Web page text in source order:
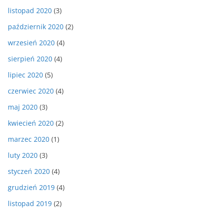
listopad 2020 (3)
październik 2020 (2)
wrzesień 2020 (4)
sierpień 2020 (4)
lipiec 2020 (5)
czerwiec 2020 (4)
maj 2020 (3)
kwiecień 2020 (2)
marzec 2020 (1)
luty 2020 (3)
styczeń 2020 (4)
grudzień 2019 (4)
listopad 2019 (2)